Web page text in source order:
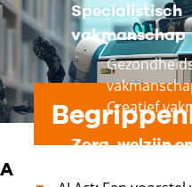
Specialistisch
vakmanschap
Creatief
Zorg, welzijn
A